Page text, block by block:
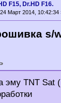
F15, Dr.HD F16.
24 Март 2014, 10:42:34
s/
эму TNT Sat